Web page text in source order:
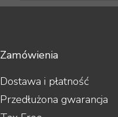
Zamówienia
Dostawa i płatność
Przedłużona gwarancja